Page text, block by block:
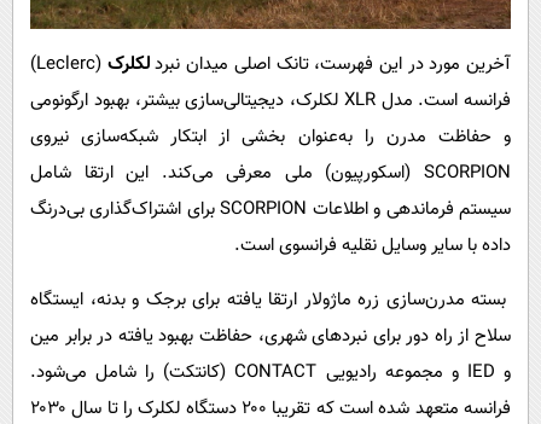
آخرین مورد در این فهرست، تانک اصلی میدان نبردلکلرک
(Leclerc)
فرانسه است. مدل XLR لکلرک، دیجیتالی‌سازی بیشتر، بهبود ارگونومی
و حفاظت مدرن را به‌عنوان بخشی از ابتکار شبکه‌سازی نیروی
SCORPION (اسکورپیون) ملی معرفی می‌کند. این ارتقا شامل
سیستم فرماندهی و اطلاعات SCORPION برای اشتراک‌گذاری بی‌درنگ
داده با سایر وسایل نقلیه فرانسوی است.
بسته مدرن‌سازی زره ماژولار ارتقا یافته برای برجک و بدنه، ایستگاه
سلاح از راه دور برای نبردهای شهری، حفاظت بهبود یافته در برابر مین
و IED و مجموعه رادیویی CONTACT (کانتکت) را شامل می‌شود.
فرانسه متعهد شده است که تقریبا ۲۰۰ دستگاه لکلرک را تا سال ۲۰۳۰